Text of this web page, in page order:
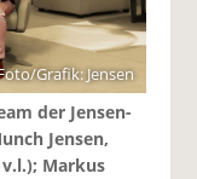
Grafik: Jensen
der Jensen-
Jensen,
v.l.); Markus